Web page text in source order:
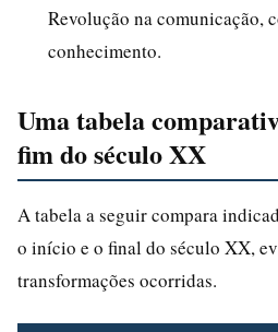
Revolução na comunicação,
conhecimento.
Uma tabela
fim do século XX
A tabela a seguir compara
o início e o final do século XX,
transformações ocorridas.